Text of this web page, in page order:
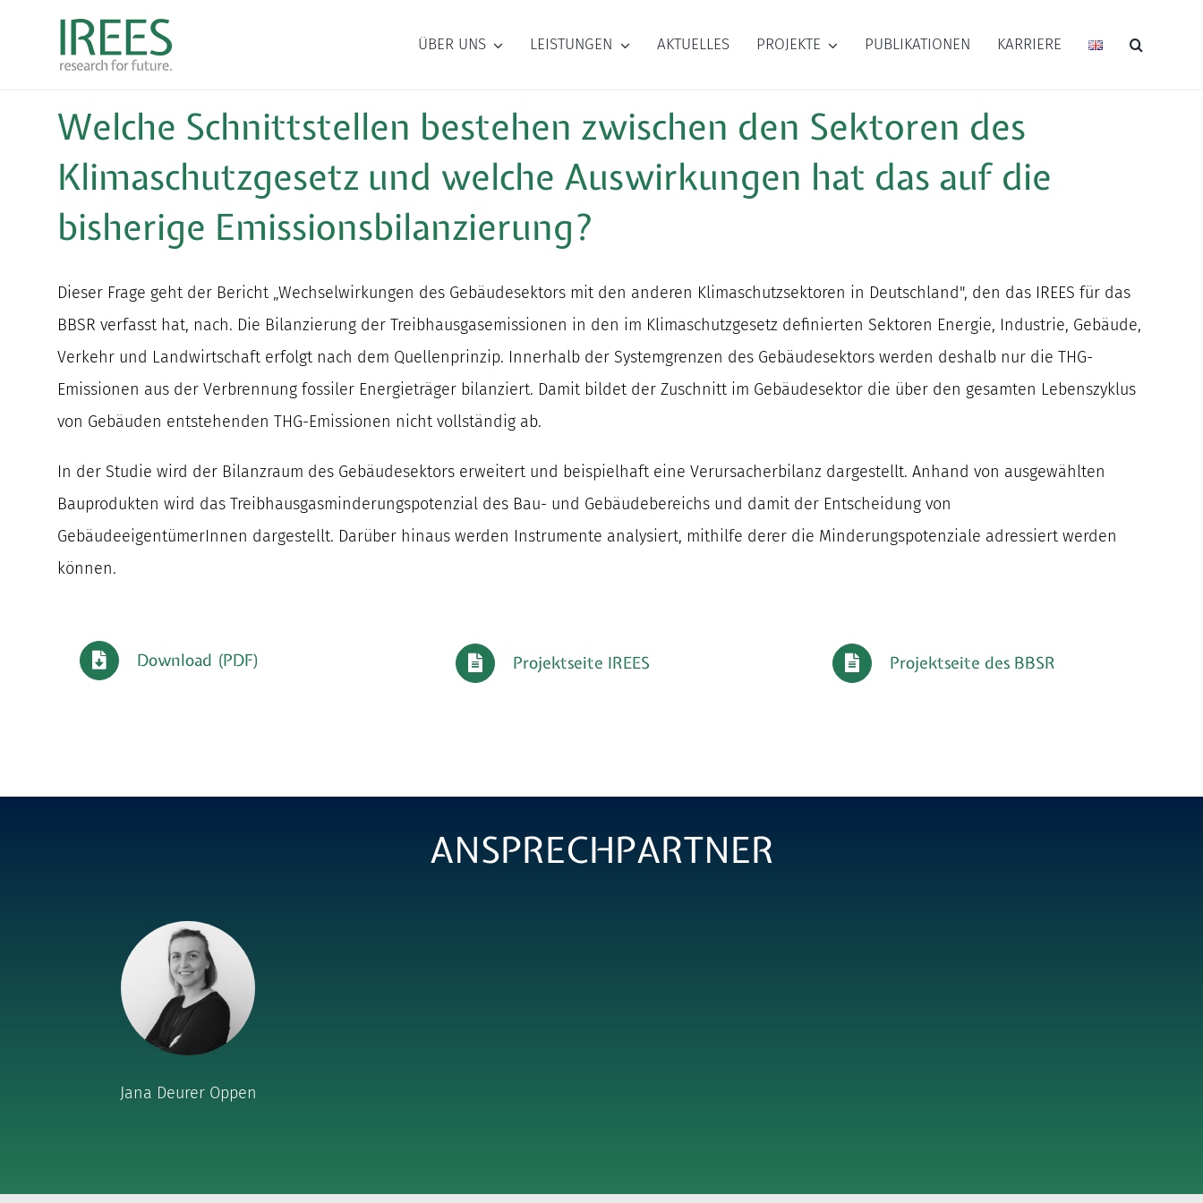
ÜBER UNS LEISTUNGEN AKTUELLES PROJEKTE PUBLIKATIONEN KARRIERE
Welche Schnittstellen bestehen zwischen den Sektoren des
Klimaschutzgesetz und welche Auswirkungen hat das auf die
bisherige Emissionsbilanzierung?
Dieser Frage geht der Bericht „Wechselwirkungen des Gebäudesektors mit den anderen Klimaschutzsektoren in Deutschland", den das IREES für das
BBSR verfasst hat, nach. Die Bilanzierung der Treibhausgasemissionen in den im Klimaschutzgesetz definierten Sektoren Energie, Industrie, Gebäude,
Verkehr und Landwirtschaft erfolgt nach dem Quellenprinzip. Innerhalb der Systemgrenzen des Gebäudesektors werden deshalb nur die THG-
Emissionen aus der Verbrennung fossiler Energieträger bilanziert. Damit bildet der Zuschnitt im Gebäudesektor die über den gesamten Lebenszyklus
von Gebäuden entstehenden THG-Emissionen nicht vollständig ab.
In der Studie wird der Bilanzraum des Gebäudesektors erweitert und beispielhaft eine Verursacherbilanz dargestellt. Anhand von ausgewählten
Bauprodukten wird das Treibhausgasminderungspotenzial des Bau- und Gebäudebereichs und damit der Entscheidung von
GebäudeeigentümerInnen dargestellt. Darüber hinaus werden Instrumente analysiert, mithilfe derer die Minderungspotenziale adressiert werden
können.
Download (PDF) Projektseite IREES Projektseite des BBSR
ANSPRECHPARTNER
Jana Deurer Oppen